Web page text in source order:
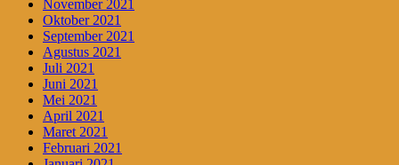
November 2021
Oktober 2021
September 2021
Agustus 2021
Juli 2021
Juni 2021
Mei 2021
April 2021
Maret 2021
Februari 2021